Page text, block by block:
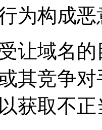
为构成
让域名
其竞争
获取不